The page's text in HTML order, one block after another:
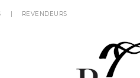
REVENDEURS